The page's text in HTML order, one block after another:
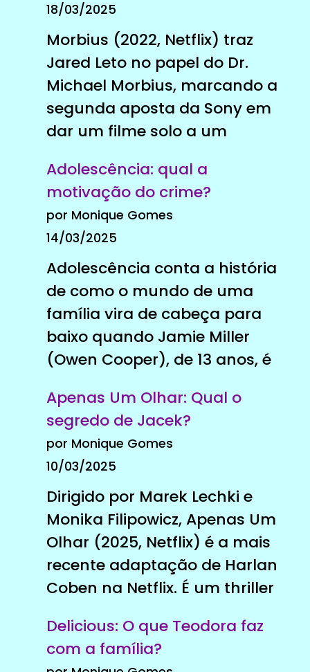
18/03/2025
Morbius (2022, Netflix) traz
Jared Leto no papel do Dr.
Michael Morbius, marcando a
segunda aposta da Sony em
dar um filme solo a um
Adolescência: qual a
motivação do crime?
por Monique Gomes
14/03/2025
Adolescência conta a história
de como o mundo de uma
família vira de cabeça para
baixo quando Jamie Miller
(Owen Cooper), de 13 anos, é
Apenas Um Olhar: Qual o
segredo de Jacek?
por Monique Gomes
10/03/2025
Dirigido por Marek Lechki e
Monika Filipowicz, Apenas Um
Olhar (2025, Netflix) é a mais
recente adaptação de Harlan
Coben na Netflix. É um thriller
Delicious: O que Teodora faz
com a família?